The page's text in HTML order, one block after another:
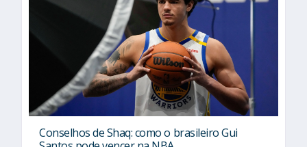
Conselhos de Shaq: como o brasileiro Gui